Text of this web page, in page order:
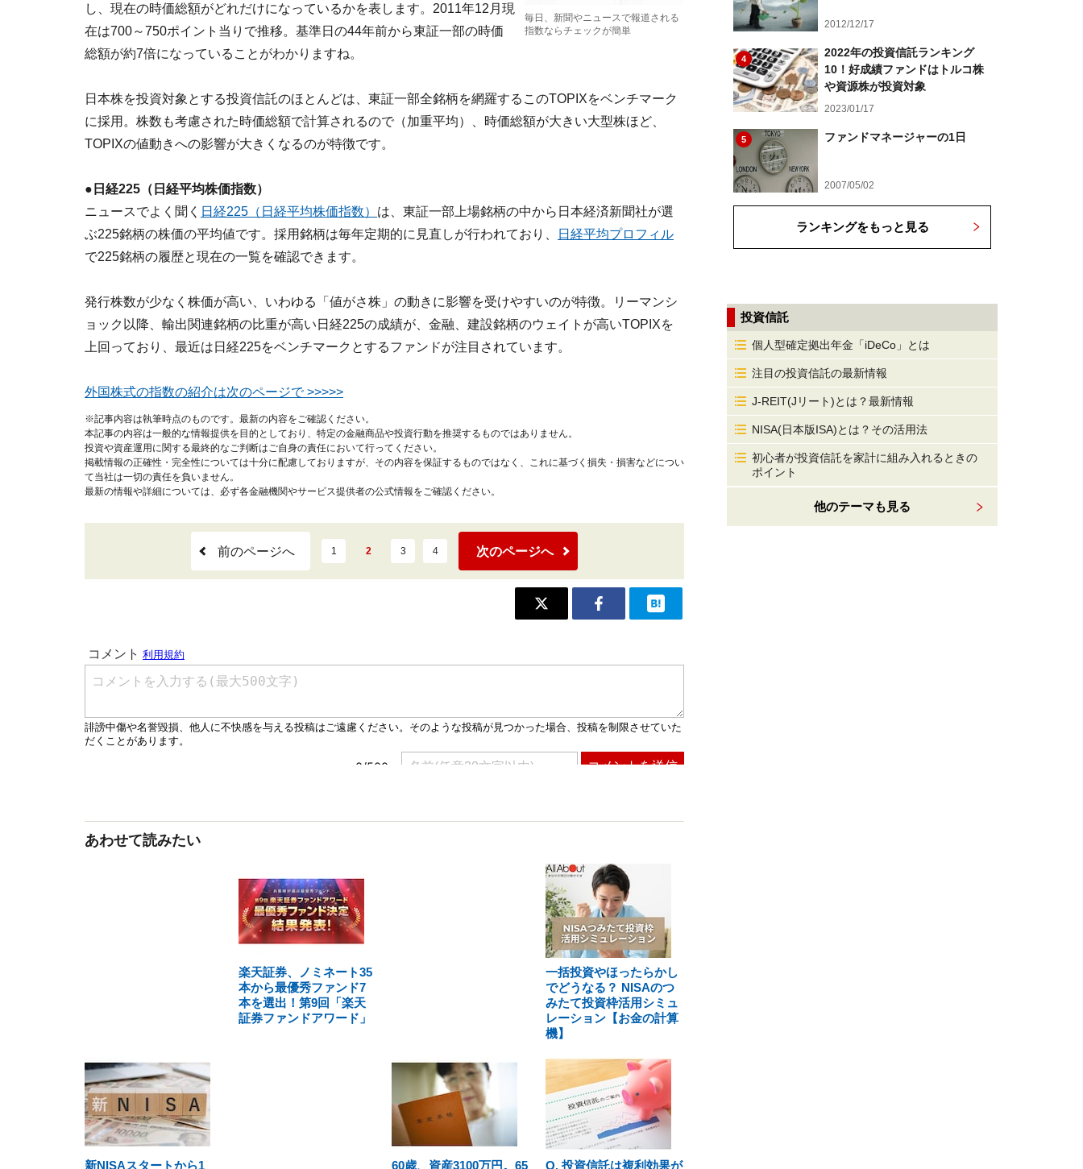
毎日、新聞やニュースで報道される
指数ならチェックが簡単
し、現在の時価総額がどれだけになっているかを表します。2011年12月現
在は700～750ポイント当りで推移。基準日の44年前から東証一部の時価
総額が約7倍になっていることがわかりますね。
日本株を投資対象とする投資信託のほとんどは、東証一部全銘柄を網羅するこのTOPIXをベンチマーク
に採用。株数も考慮された時価総額で計算されるので（加重平均）、時価総額が大きい大型株ほど、
TOPIXの値動きへの影響が大きくなるのが特徴です。
●日経225（日経平均株価指数）
ニュースでよく聞く 日経225（日経平均株価指数） は、東証一部上場銘柄の中から日本経済新聞社が選
ぶ225銘柄の株価の平均値です。採用銘柄は毎年定期的に見直しが行われており、
日経平均プロフィル
で225銘柄の履歴と現在の一覧を確認できます。
発行株数が少なく株価が高い、いわゆる「値がさ株」の動きに影響を受けやすいのが特徴。リーマンシ
ョック以降、輸出関連銘柄の比重が高い日経225の成績が、金融、建設銘柄のウェイトが高いTOPIXを
上回っており、最近は日経225をベンチマークとするファンドが注目されています。
外国株式の指数の紹介は次のページで >>>>>
※記事内容は執筆時点のものです。最新の内容をご確認ください。
本記事の内容は一般的な情報提供を目的としており、特定の金融商品や投資行動を推奨するものではありません。
投資や資産運用に関する最終的なご判断はご自身の責任において行ってください。
掲載情報の正確性・完全性については十分に配慮しておりますが、その内容を保証するものではなく、これに基づく損失・損害などについ
て当社は一切の責任を負いません。
最新の情報や詳細については、必ず各金融機関やサービス提供者の公式情報をご確認ください。
前のページへ 1 2 3 4 次のページへ
あわせて読みたい
楽天証券、ノミネート35
本から最優秀ファンド7
本を選出！第9回「楽天
証券ファンドアワード」
一括投資やほったらかし
でどうなる？ NISAのつ
みたて投資枠活用シミュ
レーション【お金の計算
機】
新NISAスタートから1
60歳、資産3100万円。65
Q. 投資信託は複利効果が
2012/12/17
4
2022年の投資信託ランキング
10！好成績ファンドはトルコ株
や資源株が投資対象
2023/01/17
5 ファンドマネージャーの1日
2007/05/02
ランキングをもっと見る
投資信託
個人型確定拠出年金「iDeCo」とは
注目の投資信託の最新情報
J-REIT(Jリート)とは？最新情報
NISA(日本版ISA)とは？その活用法
初心者が投資信託を家計に組み入れるときの
ポイント
他のテーマも見る